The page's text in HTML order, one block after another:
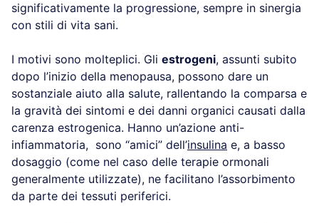
significativamente la progressione, sempre in sinergia
con stili di vita sani.
I motivi sono molteplici. Gli estrogeni, assunti subito
dopo l’inizio della menopausa, possono dare un
sostanziale aiuto alla salute, rallentando la comparsa e
la gravità dei sintomi e dei danni organici causati dalla
carenza estrogenica. Hanno un’azione anti-
infiammatoria, sono “amici” dell’insulina e, a basso
dosaggio (come nel caso delle terapie ormonali
generalmente utilizzate), ne facilitano l’assorbimento
da parte dei tessuti periferici.